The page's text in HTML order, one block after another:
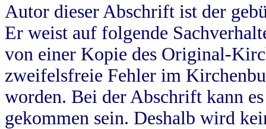
Autor dieser Abschrift ist der
Er weist auf folgende
von einer Kopie des Original-
zweifelsfreie Fehler im
worden. Bei der Abschrift kann
gekommen sein. Deshalb wird